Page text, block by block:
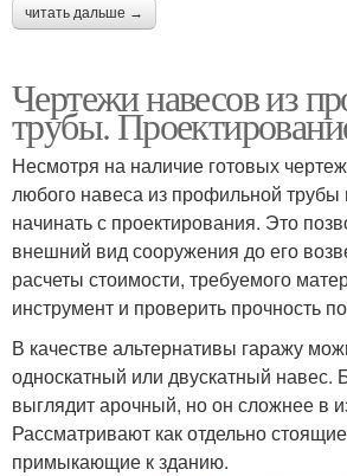
читать дальше →
Чертежи навесов из
трубы.
Несмотря на наличие готовых
любого навеса из профильной
начинать с проектирования. Это
внешний вид сооружения до его
расчеты стоимости, требуемого
инструмент и проверить прочность
В качестве альтернативы гаражу
односкатный или двускатный навес.
выглядит арочный, но он сложнее в
Рассматривают как отдельно
примыкающие к зданию.